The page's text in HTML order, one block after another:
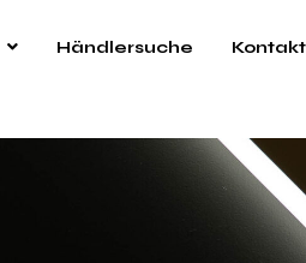
Händlersuche Kontakt